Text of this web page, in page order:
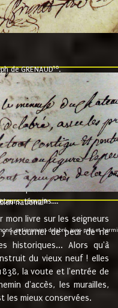
de GRENAUD10.
jour du mois de
de Moyriat chevalier baron
a monseigneur monsieur
de Bourgogne, present et
ses hommes, indivisables et
Baron et ses
au prix de 880 livre louis
témoins....
national9.
entierement delabré, avec près et
livre sur les seigneurs
retourner de peur de ne
historiques... Alors qu'à
du vieux neuf ! elles
la voute et l'entrée de
d'accès, les murailles,
les mieux conservées.